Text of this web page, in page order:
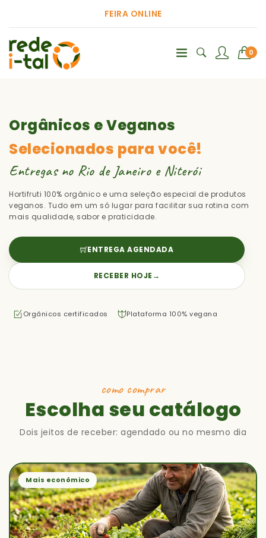
FEIRA ONLINE
0
Orgânicos e Veganos
Selecionados para você!
Entregas no Rio de Janeiro e Niterói
Hortifruti 100% orgânico e uma seleção especial de produtos
veganos. Tudo em um só lugar para facilitar sua rotina com
mais qualidade, sabor e praticidade.
ENTREGA AGENDADA
RECEBER HOJE →
Orgânicos certificados Plataforma 100% vegana
como comprar
Escolha seu catálogo
Dois jeitos de receber: agendado ou no mesmo dia
Mais econômico